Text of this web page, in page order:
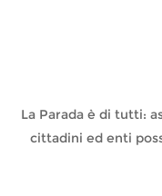
La Parada è di tutti:
cittadini ed enti